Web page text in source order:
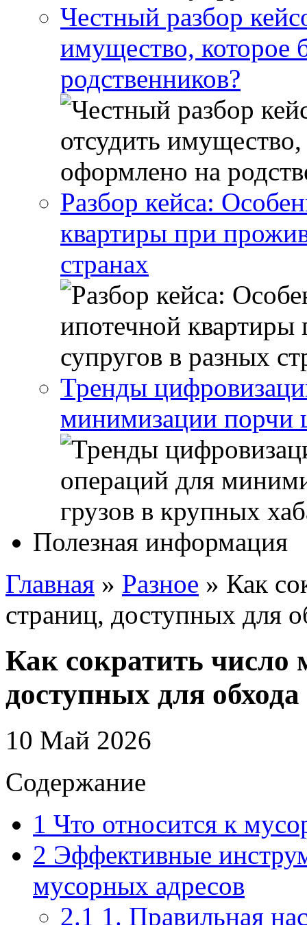
Честный разбор
имущество, которое
родственников?
Разбор кейса:
квартиры при
странах
Тренды
минимизации порчи
Полезная информация
Главная » Разное » Как
страниц, доступных для
Как сократить число
доступных для
10 Май 2026
Содержание
1 Что относится к
2 Эффективные
мусорных адресов
2.1 1. Правильная